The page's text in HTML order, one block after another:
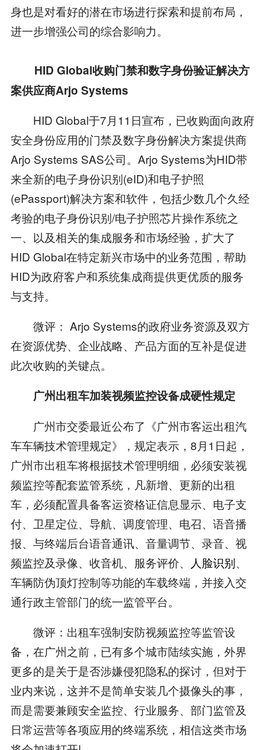
身也是对看好的潜在市场进行探索和提前布局，
进一步增强公司的综合影响力。
HID Global收购门禁和数字身份验证解决方
案供应商Arjo Systems
HID Global于7月11日宣布，已收购面向政府
安全身份应用的门禁及数字身份解决方案提供商
Arjo Systems SAS公司。Arjo Systems为HID带
来全新的电子身份识别(eID)和电子护照
(ePassport)解决方案和软件，包括少数几个久经
考验的电子身份识别/电子护照芯片操作系统之
一、以及相关的集成服务和市场经验，扩大了
HID Global在特定新兴市场中的业务范围，帮助
HID为政府客户和系统集成商提供更优质的服务
与支持。
微评： Arjo Systems的政府业务资源及双方
在资源优势、企业战略、产品方面的互补是促进
此次收购的关键点。
广州出租车加装视频监控设备成硬性规定
广州市交委最近公布了《广州市客运出租汽
车车辆技术管理规定》，规定表示，8月1日起，
广州市出租车将根据技术管理明细，必须安装视
频监控等配套监管系统，凡新增、更新的出租
车，必须配置具备客运资格证信息显示、电子支
付、卫星定位、导航、调度管理、电召、语音播
报、与终端后台语音通讯、音量调节、录音、视
频监控及录像、收音机、服务评价、
人脸识别、
车辆防伪顶灯控制等功能的车载终端，并接入交
通行政主管部门的统一监管平台。
微评：出租车强制安防视频监控等监管设
备，在广州之前，已有多个城市陆续实施，外界
更多的是关于是否涉嫌侵犯隐私的探讨，但对于
业内来说，这并不是简单安装几个摄像头的事，
而是需要兼顾安全监控、行业服务、部门监管及
日常运营等各项应用的终端系统，相信这类市场